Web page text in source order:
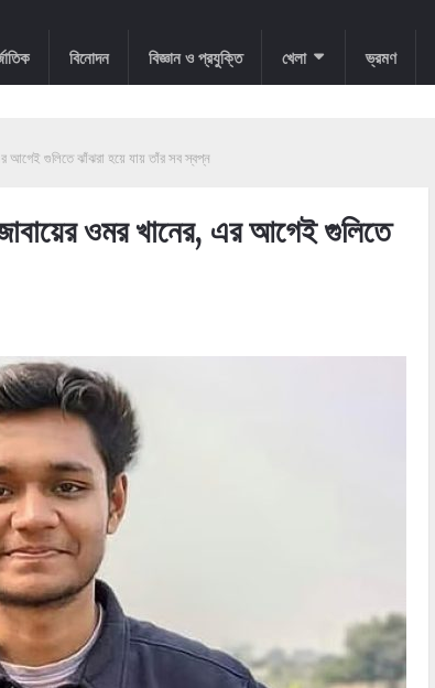
বিনোদন বিজ্ঞান ও প্রযুক্তি খেলা ভ্রমণ
আগেই গুলিতে ঝাঁঝরা হয়ে যায় তাঁর সব স্বপ্ন
ওমর খানের, এর আগেই গুলিতে